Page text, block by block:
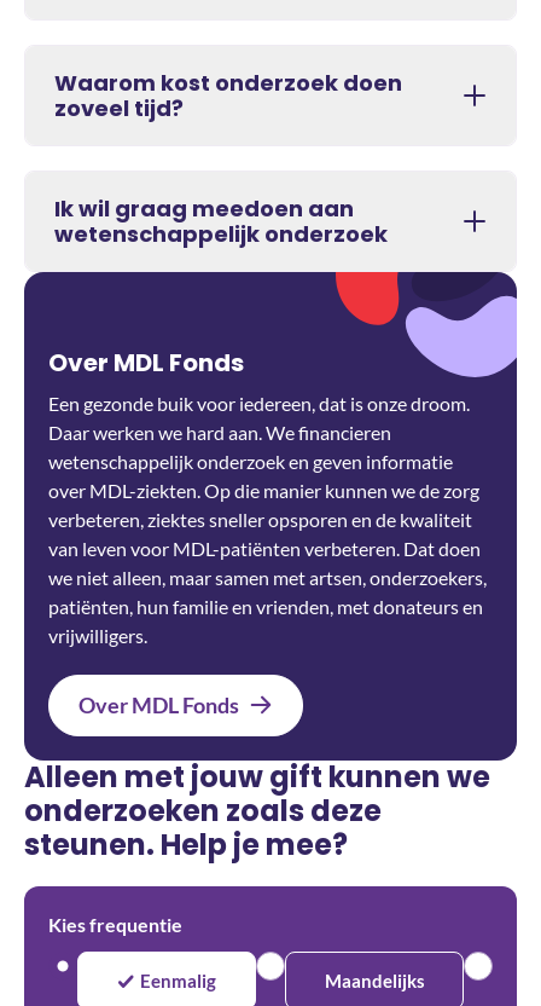
Waarom kost onderzoek doen
zoveel tijd?
Ik wil graag meedoen aan
wetenschappelijk onderzoek
Over MDL Fonds
Een gezonde buik voor iedereen, dat is onze droom.
Daar werken we hard aan. We financieren
wetenschappelijk onderzoek en geven informatie
over MDL-ziekten. Op die manier kunnen we de zorg
verbeteren, ziektes sneller opsporen en de kwaliteit
van leven voor MDL-patiënten verbeteren. Dat doen
we niet alleen, maar samen met artsen, onderzoekers,
patiënten, hun familie en vrienden, met donateurs en
vrijwilligers.
Over MDL Fonds
Alleen met jouw gift kunnen we
onderzoeken zoals deze
steunen. Help je mee?
Kies frequentie
Eenmalig Maandelijks